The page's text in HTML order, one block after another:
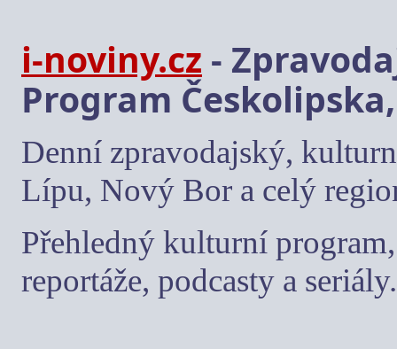
i-noviny.cz -
Program
Denní zpravodajský,
Lípu, Nový Bor a celý
Přehledný kulturní
reportáže, podcasty a seriály.